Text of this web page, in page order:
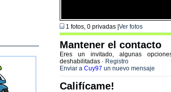
1 fotos, 0 privadas | Ver fotos
Mantener el contacto
Eres un invitado, algunas
deshabilitadas · Registro
Enviar a Cuy97 un nuevo mensaje
Califícame!